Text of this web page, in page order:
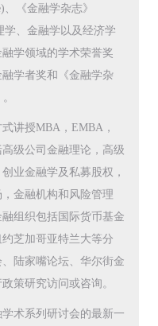
、《金融学杂志》
学、金融学以及经济学
学领域的学术荣誉奖
融学者奖和《金融学杂
讲授MBA，EMBA，
级公司金融理论，高级
业金融学及私募股权，
金融机构和风险管理
组织包括国际货币基金
芝加哥亚特兰大等分
陆家嘴论坛、华尔街金
策研究访问或咨询。
术系列研讨会的最新一